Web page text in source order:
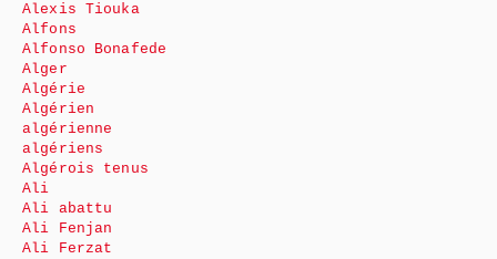
Alexis Tiouka
Alfons
Alfonso Bonafede
Alger
Algérie
Algérien
algérienne
algériens
Algérois tenus
Ali
Ali abattu
Ali Fenjan
Ali Ferzat